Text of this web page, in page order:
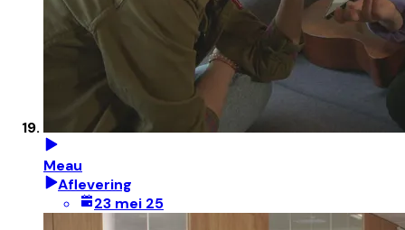
Meau
Aflevering
23 mei 25